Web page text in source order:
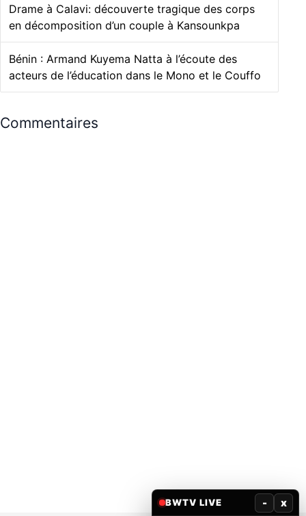
Drame à Calavi: découverte tragique des corps
en décomposition d’un couple à Kansounkpa
Bénin : Armand Kuyema Natta à l’écoute des
acteurs de l’éducation dans le Mono et le Couffo
Commentaires
BWTV LIVE - x